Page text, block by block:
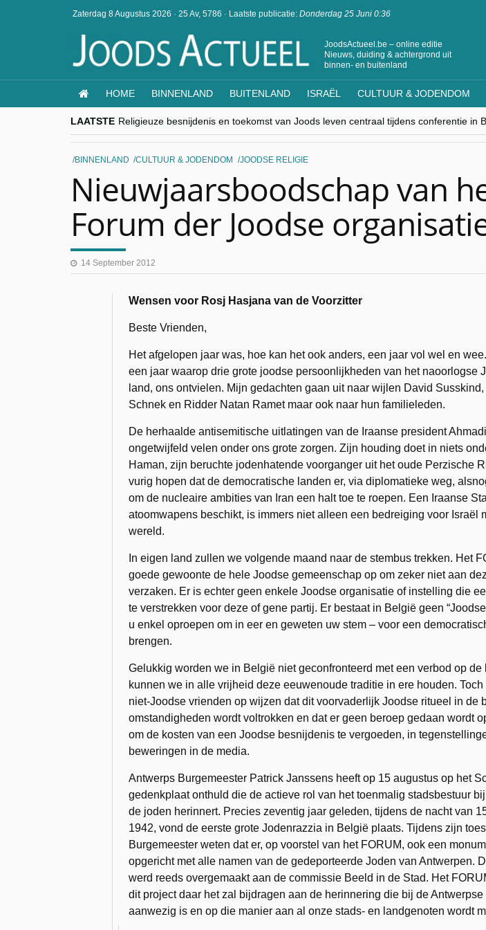
Zaterdag 8 Augustus 2026 · 25 Av, 5786 · Laatste publicatie: Donderdag 25 Juni 0:36
JoodsActueel.be – online editie
Nieuws, duiding & achtergrond uit
binnen- en buitenland
HOME BINNENLAND BUITENLAND ISRAËL CULTUUR & JODENDOM
LAATSTE Religieuze besnijdenis en toekomst van Joods leven centraal tijdens conferentie in
“Besnijdenisdebat toont hoe moeilijk seculiere Westen minderheden begrijpt”,
CITYTRIP | ROEMENIË – Boekarest: de verrassing van Oost-Europa
“Vandaag zit elke Jood in België op de beklaagdenbank”
BINNENLAND CULTUUR & JODENDOM JOODSE RELIGIE
Nieuwjaarsboodschap van
Forum der Joodse
14 September 2012
Wensen voor Rosj Hasjana van de Voorzitter
Beste Vrienden,
Het afgelopen jaar was, hoe kan het ook anders, een jaar vol wel en
een jaar waarop drie grote joodse persoonlijkheden van het naoorlogse
land, ons ontvielen. Mijn gedachten gaan uit naar wijlen David
Schnek en Ridder Natan Ramet maar ook naar hun familieleden.
De herhaalde antisemitische uitlatingen van de Iraanse president
ongetwijfeld velen onder ons grote zorgen. Zijn houding doet in niets
Haman, zijn beruchte jodenhatende voorganger uit het oude Perzische
vurig hopen dat de democratische landen er, via diplomatieke weg,
om de nucleaire ambities van Iran een halt toe te roepen. Een Iraanse
atoomwapens beschikt, is immers niet alleen een bedreiging voor Israël
wereld.
In eigen land zullen we volgende maand naar de stembus trekken. Het
goede gewoonte de hele Joodse gemeenschap op om zeker niet aan
verzaken. Er is echter geen enkele Joodse organisatie of instelling die
te verstrekken voor deze of gene partij. Er bestaat in België geen
u enkel oproepen om in eer en geweten uw stem – voor een
brengen.
Gelukkig worden we in België niet geconfronteerd met een verbod op de
kunnen we in alle vrijheid deze eeuwenoude traditie in ere houden.
niet-Joodse vrienden op wijzen dat dit voorvaderlijk Joodse ritueel in de
omstandigheden wordt voltrokken en dat er geen beroep gedaan wordt
om de kosten van een Joodse besnijdenis te vergoeden, in
beweringen in de media.
Antwerps Burgemeester Patrick Janssens heeft op 15 augustus op het
gedenkplaat onthuld die de actieve rol van het toenmalig stadsbestuur
de joden herinnert. Precies zeventig jaar geleden, tijdens de nacht van
1942, vond de eerste grote Jodenrazzia in België plaats. Tijdens zijn
Burgemeester weten dat er, op voorstel van het FORUM, ook een
opgericht met alle namen van de gedeporteerde Joden van Antwerpen.
werd reeds overgemaakt aan de commissie Beeld in de Stad. Het
dit project daar het zal bijdragen aan de herinnering die bij de Antwerpse
aanwezig is en op die manier aan al onze stads- en landgenoten wordt